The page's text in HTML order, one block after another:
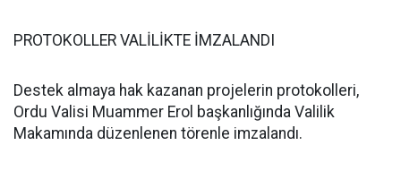
PROTOKOLLER VALİLİKTE İMZALANDI
Destek almaya hak kazanan projelerin protokolleri,
Ordu Valisi Muammer Erol başkanlığında Valilik
Makamında düzenlenen törenle imzalandı.